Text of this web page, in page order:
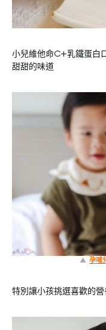
小兒維他命C+乳鐵蛋白
甜甜的味道
▲ 孕哺
特別讓小孩挑選喜歡的